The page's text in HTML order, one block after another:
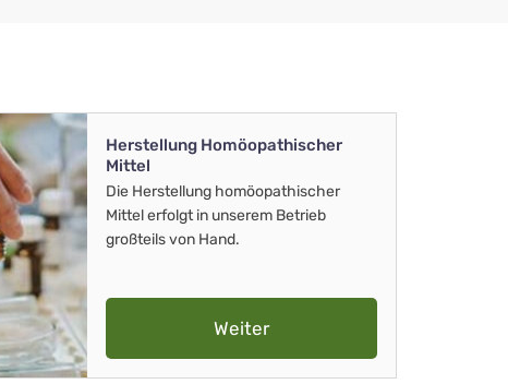
Herstellung Homöopathischer
Mittel
Die Herstellung homöopathischer
Mittel erfolgt in unserem Betrieb
großteils von Hand.
Weiter